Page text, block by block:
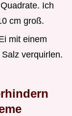
Ich
cm groß.
mit einem
verquirlen.